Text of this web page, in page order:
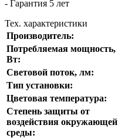
- Гарантия 5 лет
Тех. характеристики
Производитель:
Потребляемая мощность,
Вт:
Cветовой поток, лм:
Тип установки:
Цветовая температура:
Степень защиты от
воздействия окружающей
среды: